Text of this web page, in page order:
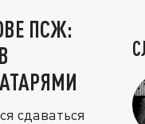
ПСЖ:
сдаваться